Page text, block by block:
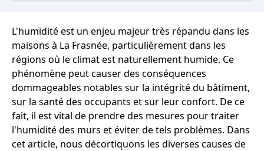
L'humidité est un enjeu majeur très répandu dans les
maisons à La Frasnée, particulièrement dans les
régions où le climat est naturellement humide. Ce
phénomène peut causer des conséquences
dommageables notables sur la intégrité du bâtiment,
sur la santé des occupants et sur leur confort. De ce
fait, il est vital de prendre des mesures pour traiter
l'humidité des murs et éviter de tels problèmes. Dans
cet article, nous décortiquons les diverses causes de